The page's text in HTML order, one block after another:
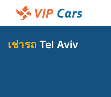
เช่ารถ Tel Aviv